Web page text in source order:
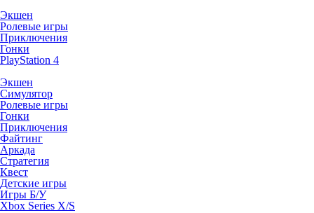
Экшен
Ролевые игры
Приключения
Гонки
PlayStation 4
Экшен
Симулятор
Ролевые игры
Гонки
Приключения
Файтинг
Аркада
Стратегия
Квест
Детские игры
Игры Б/У
Xbox Series X/S